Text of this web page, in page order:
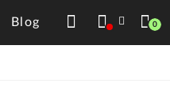
Blog 0